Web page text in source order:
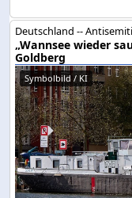
Deutschland --
„Wannsee wieder
Goldberg
Symbolbild / KI